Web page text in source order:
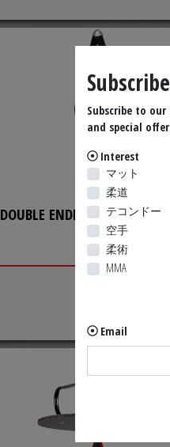
DOUBLE ENDED ADIDAS
Subscribe to
and special
Interest
マット
柔道
テコンドー
空手
柔術
MMA
Email